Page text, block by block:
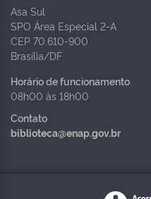
Asa Sul
SPO Área Especial 2-A
CEP 70.610-900
Brasília/DF
Horário de funcionamento
08h00 às 18h00
Contato
biblioteca@enap.gov.br